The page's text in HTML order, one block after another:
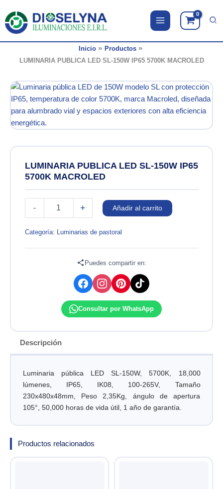
contenido
Inicio
Productos
LUMINARIA PUBLICA LED SL-150W IP65 5700K MACROLED
LUMINARIA PUBLICA LED SL-150W IP65
5700K MACROLED
-
LUMINARIA
SL-
+ Añadir al carrito
Categoría: Luminarias de pastoral
Puedes compartir en:
Consultar por WhatsApp
Descripción
Luminaria pública LED SL-150W, 5700K, 18,000
lúmenes, IP65, IK08, 100-265V, Tamaño
230x480x48mm, Peso 2,35Kg, ángulo de apertura
105°, 50,000 horas de vida útil, 1 año de garantía.
Productos relacionados